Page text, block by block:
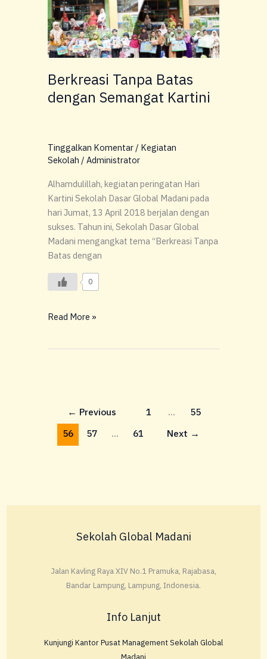
Berkreasi Tanpa Batas
dengan Semangat Kartini
Tinggalkan Komentar / Kegiatan
Sekolah / Administrator
Alhamdulillah, kegiatan peringatan Hari
Kartini Sekolah Dasar Global Madani pada
hari Jumat, 13 April 2018 berjalan dengan
sukses. Tahun ini, Sekolah Dasar Global
Madani mengangkat tema “Berkreasi Tanpa
Batas dengan
0
Tanpa
Batas
dengan
Semangat
Kartini
Read More »
← Previous 1 …
55
56
57 … 61 Next →
Sekolah Global Madani
Jalan Kavling Raya XIV No.1 Pramuka, Rajabasa,
Bandar Lampung, Lampung, Indonesia.
Info Lanjut
Kunjungi Kantor Pusat Management Sekolah Global
Madani